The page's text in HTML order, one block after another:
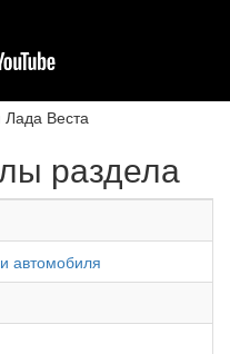
Лада Веста
раздела
автомобиля